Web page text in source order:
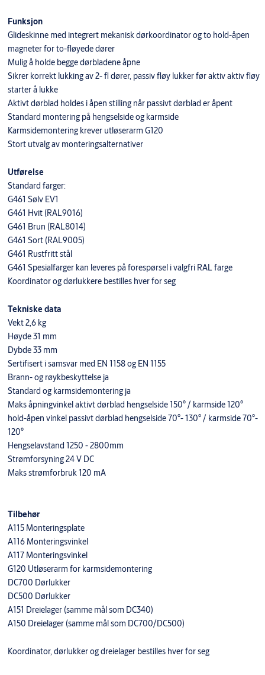
Funksjon
Glideskinne med integrert mekanisk dørkoordinator og to hold-åpen
magneter for to-fløyede dører
Mulig å holde begge dørbladene åpne
Sikrer korrekt lukking av 2- fl dører, passiv fløy lukker før aktiv aktiv fløy
starter å lukke
Aktivt dørblad holdes i åpen stilling når passivt dørblad er åpent
Standard montering på hengselside og karmside
Karmsidemontering krever utløserarm G120
Stort utvalg av monteringsalternativer
Utførelse
Standard farger:
G461 Sølv EV1
G461 Hvit (RAL9016)
G461 Brun (RAL8014)
G461 Sort (RAL9005)
G461 Rustfritt stål
G461 Spesialfarger kan leveres på forespørsel i valgfri RAL farge
Koordinator og dørlukkere bestilles hver for seg
Tekniske data
Vekt 2,6 kg
Høyde 31 mm
Dybde 33 mm
Sertifisert i samsvar med EN 1158 og EN 1155
Brann- og røykbeskyttelse ja
Standard og karmsidemontering ja
Maks åpningvinkel aktivt dørblad hengselside 150° / karmside 120°
hold-åpen vinkel passivt dørblad hengselside 70°- 130° / karmside 70°-
120°
Hengselavstand 1250 - 2800mm
Strømforsyning 24 V DC
Maks strømforbruk 120 mA
Tilbehør
A115 Monteringsplate
A116 Monteringsvinkel
A117 Monteringsvinkel
G120 Utløserarm for karmsidemontering
DC700 Dørlukker
DC500 Dørlukker
A151 Dreielager (samme mål som DC340)
A150 Dreielager (samme mål som DC700/DC500)
Koordinator, dørlukker og dreielager bestilles hver for seg